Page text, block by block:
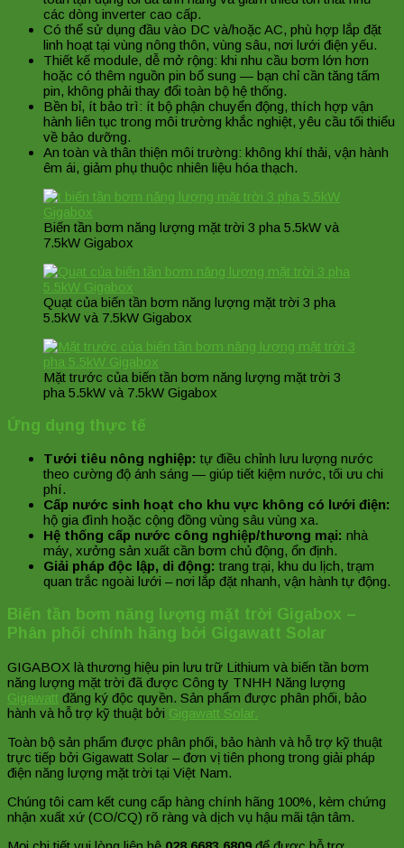
các dòng inverter cao cấp.
Có thể sử dụng đầu vào DC và/hoặc AC, phù hợp lắp đặt
linh hoạt tại vùng nông thôn, vùng sâu, nơi lưới điện yếu.
Thiết kế module, dễ mở rộng: khi nhu cầu bơm lớn hơn
hoặc có thêm nguồn pin bổ sung — bạn chỉ cần tăng tấm
pin, không phải thay đổi toàn bộ hệ thống.
Bền bỉ, ít bảo trì: ít bộ phận chuyển động, thích hợp vận
hành liên tục trong môi trường khắc nghiệt, yêu cầu tối thiểu
về bảo dưỡng.
An toàn và thân thiện môi trường: không khí thải, vận hành
êm ái, giảm phụ thuộc nhiên liệu hóa thạch.
Biến tần bơm năng lượng mặt trời 3 pha 5.5kW và
7.5kW Gigabox
Quạt của biến tần bơm năng lượng mặt trời 3 pha
5.5kW và 7.5kW Gigabox
Mặt trước của biến tần bơm năng lượng mặt trời 3
pha 5.5kW và 7.5kW Gigabox
Ứng dụng thực tế
Tưới tiêu nông nghiệp: tự điều chỉnh lưu lượng nước
theo cường độ ánh sáng — giúp tiết kiệm nước, tối ưu chi
phí.
Cấp nước sinh hoạt cho khu vực không có lưới điện:
hộ gia đình hoặc cộng đồng vùng sâu vùng xa.
Hệ thống cấp nước công nghiệp/thương mại: nhà
máy, xưởng sản xuất cần bơm chủ động, ổn định.
Giải pháp độc lập, di động: trang trại, khu du lịch, trạm
quan trắc ngoài lưới – nơi lắp đặt nhanh, vận hành tự động.
Biến tần bơm năng lượng mặt trời Gigabox –
Phân phối chính hãng bởi Gigawatt Solar
GIGABOX là thương hiệu pin lưu trữ Lithium và biến tần bơm
năng lượng mặt trời đã được Công ty TNHH Năng lượng
Gigawatt đăng ký độc quyền. Sản phẩm được phân phối, bảo
hành và hỗ trợ kỹ thuật bởi Gigawatt Solar.
Toàn bộ sản phẩm được phân phối, bảo hành và hỗ trợ kỹ thuật
trực tiếp bởi Gigawatt Solar – đơn vị tiên phong trong giải pháp
điện năng lượng mặt trời tại Việt Nam.
Chúng tôi cam kết cung cấp hàng chính hãng 100%, kèm chứng
nhận xuất xứ (CO/CQ) rõ ràng và dịch vụ hậu mãi tận tâm.